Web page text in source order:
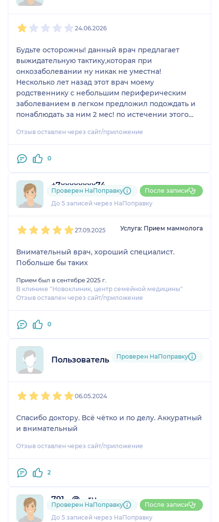
24.06.2026
Будьте осторожны! данный врач предлагает
выжидательную тактику,которая при
онкозаболевании ну никак не уместна!
Несколько лет назад этот врач моему
родственнику с небольшим периферическим
заболеванием в легком предложил подождать и
понаблюдать за ним 2 мес! по истечении этого
р больше! бежим к другому врачу
и говорит - вы зачем так затянули?! Итог:
уже поздно, пошли метастазы...
И буквально на днях моя коллега везет в
онкодиспансер свою свекровь с образованием в
Илья Сергеевич! Я сказала срочно искать другого
уже известно. Берегите себя!
P.S. один вопрос к руководству.... куда оно смотрит
таки человеческие жизни...
Отзыв оставлен через сайт/приложение
0
+7xxxxxxxx74
1 отзыв
До 5 записей через НаПоправку
Проверен НаПоправку После записи
27.09.2025 Услуга: Прием маммолога
Внимательный врач, хороший специалист.
Побольше бы таких
Прием был в сентябре 2025 г.
В клинике "Новоклиник, центр семейной медицины"
Отзыв оставлен через сайт/приложение
0
Пользователь НаПоправку
Проверен НаПоправку
06.05.2024
Спасибо доктору. Всё чётко и по делу. Аккуратный
и внимательный
Отзыв оставлен через сайт/приложение
2
791....@....ru
1 оценка
До 5 записей через НаПоправку
Проверен НаПоправку После записи